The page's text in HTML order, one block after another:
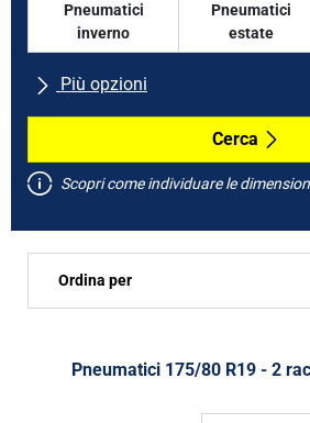
Pneumatici
inverno
Pneumatici
estate
Più opzioni
Tutte le marche
Tipo di vettura
Run flat
Cerca
Scopri come individuare le
Ordina per
Tipo di pneumatico
Pneumatici ‎175/80 R19 - 2